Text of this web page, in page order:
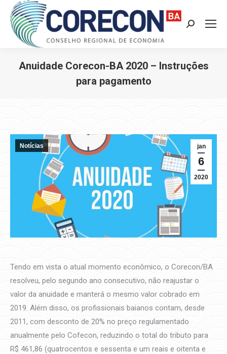
Search:
Anuidade Corecon-BA 2020 – Instruções
para pagamento
jan
6
2020
Notícias
Tendo em vista o atual momento econômico, o Corecon/BA
resolveu, pelo segundo ano consecutivo, não reajustar o
valor da anuidade e manterá o mesmo valor cobrado em
2019. Além disso, os profissionais baianos contam, desde
2011, com desconto de 20% no preço regulamentado
anualmente pelo Cofecon, reduzindo o total do tributo para
R$ 461,86 (quatrocentos e sessenta e um reais e oitenta e